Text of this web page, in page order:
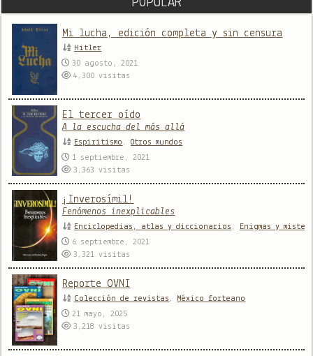
Mi lucha, edición completa y sin censura
Hitler
30 agosto, 2021
4,300visitas
El tercer oído
A la escucha del más allá
Espiritismo ,Otros mundos
1 septiembre, 2021
3,363visitas
¡Inverosímil!
Fenómenos inexplicables
Enciclopedias, atlas y diccionarios ,
Enigmas y
6 septiembre, 2021
3,321visitas
Reporte OVNI
Colección de revistas , México forteano
21 mayo, 2025
3,218visitas